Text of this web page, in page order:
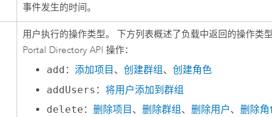
事件发生的时间。
用户执行的操作类型。 下方列表概述了负载中返回的操作类
Portal Directory API 操作：
add ： 添加项目 、 创建群组、 创建角色
addUsers ： 将用户添加到群组
delete ： 删除项目 、 删除群组、 删除用户、 删除角